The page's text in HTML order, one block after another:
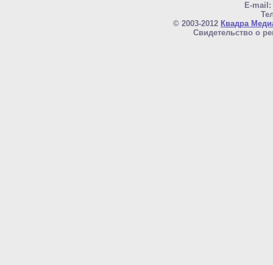
E-mail:
© 2003-2012 Квадра
Свидетельство о